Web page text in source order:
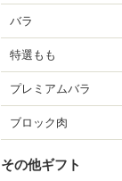
バラ
特選もも
プレミアムバラ
ブロック肉
その他ギフト